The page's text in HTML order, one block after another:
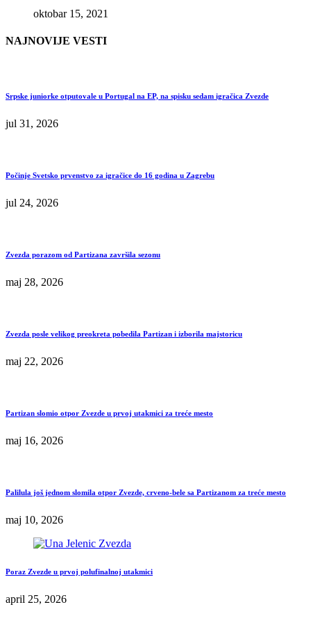
oktobar 15, 2021
NAJNOVIJE VESTI
Srpske juniorke otputovale u Portugal na EP, na spisku sedam igračica Zvezde
jul 31, 2026
Počinje Svetsko prvenstvo za igračice do 16 godina u Zagrebu
jul 24, 2026
Zvezda porazom od Partizana završila sezonu
maj 28, 2026
Zvezda posle velikog preokreta pobedila Partizan i izborila majstoricu
maj 22, 2026
Partizan slomio otpor Zvezde u prvoj utakmici za treće mesto
maj 16, 2026
Palilula još jednom slomila otpor Zvezde, crveno-bele sa Partizanom za treće mesto
maj 10, 2026
Poraz Zvezde u prvoj polufinalnoj utakmici
april 25, 2026